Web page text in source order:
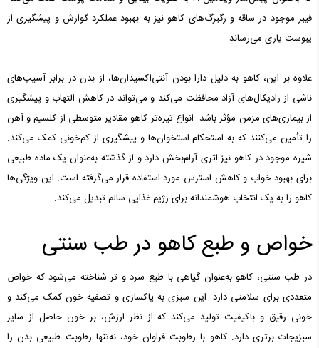
فیبر موجود در ساقه و رگبرگ‌های کاهو نیز به بهبود عملکرد گوارش و پیشگیری از
یبوست یاری می‌رساند.
علاوه بر این، کاهو به دلیل دارا بودن آنتی‌اکسیدان‌ها، از بدن در برابر آسیب‌های
ناشی از رادیکال‌های آزاد محافظت می‌کند و می‌تواند در کاهش التهاب و پیشگیری
از بیماری‌های مزمن مؤثر باشد. انواع تیره‌تر کاهو مقادیر متوسطی از کلسیم و آهن
را تأمین می‌کنند که به استحکام استخوان‌ها و پیشگیری از کم‌خونی کمک می‌کند.
شیره موجود در کاهو نیز اثری آرام‌بخش دارد و از گذشته به‌عنوان یک ماده طبیعی
برای بهبود خواب و کاهش استرس مورد استفاده قرار می‌گرفته است. این ویژگی‌ها
کاهو را به یک انتخاب هوشمندانه برای رژیم غذایی سالم تبدیل می‌کند.
خواص و طبع کاهو در طب سنتی
در طب سنتی، کاهو به‌عنوان گیاهی با طبع سرد و تر شناخته می‌شود که خواص
متعددی برای سلامتی دارد. این سبزی به پاکسازی و تصفیه خون کمک می‌کند و
خونی رقیق و باکیفیت تولید می‌کند که از نظر ارزش، بر خون حاصل از سایر
سبزیجات برتری دارد. کاهو با رطوبت فراوان خود، نه‌تنها رطوبت طبیعی بدن را